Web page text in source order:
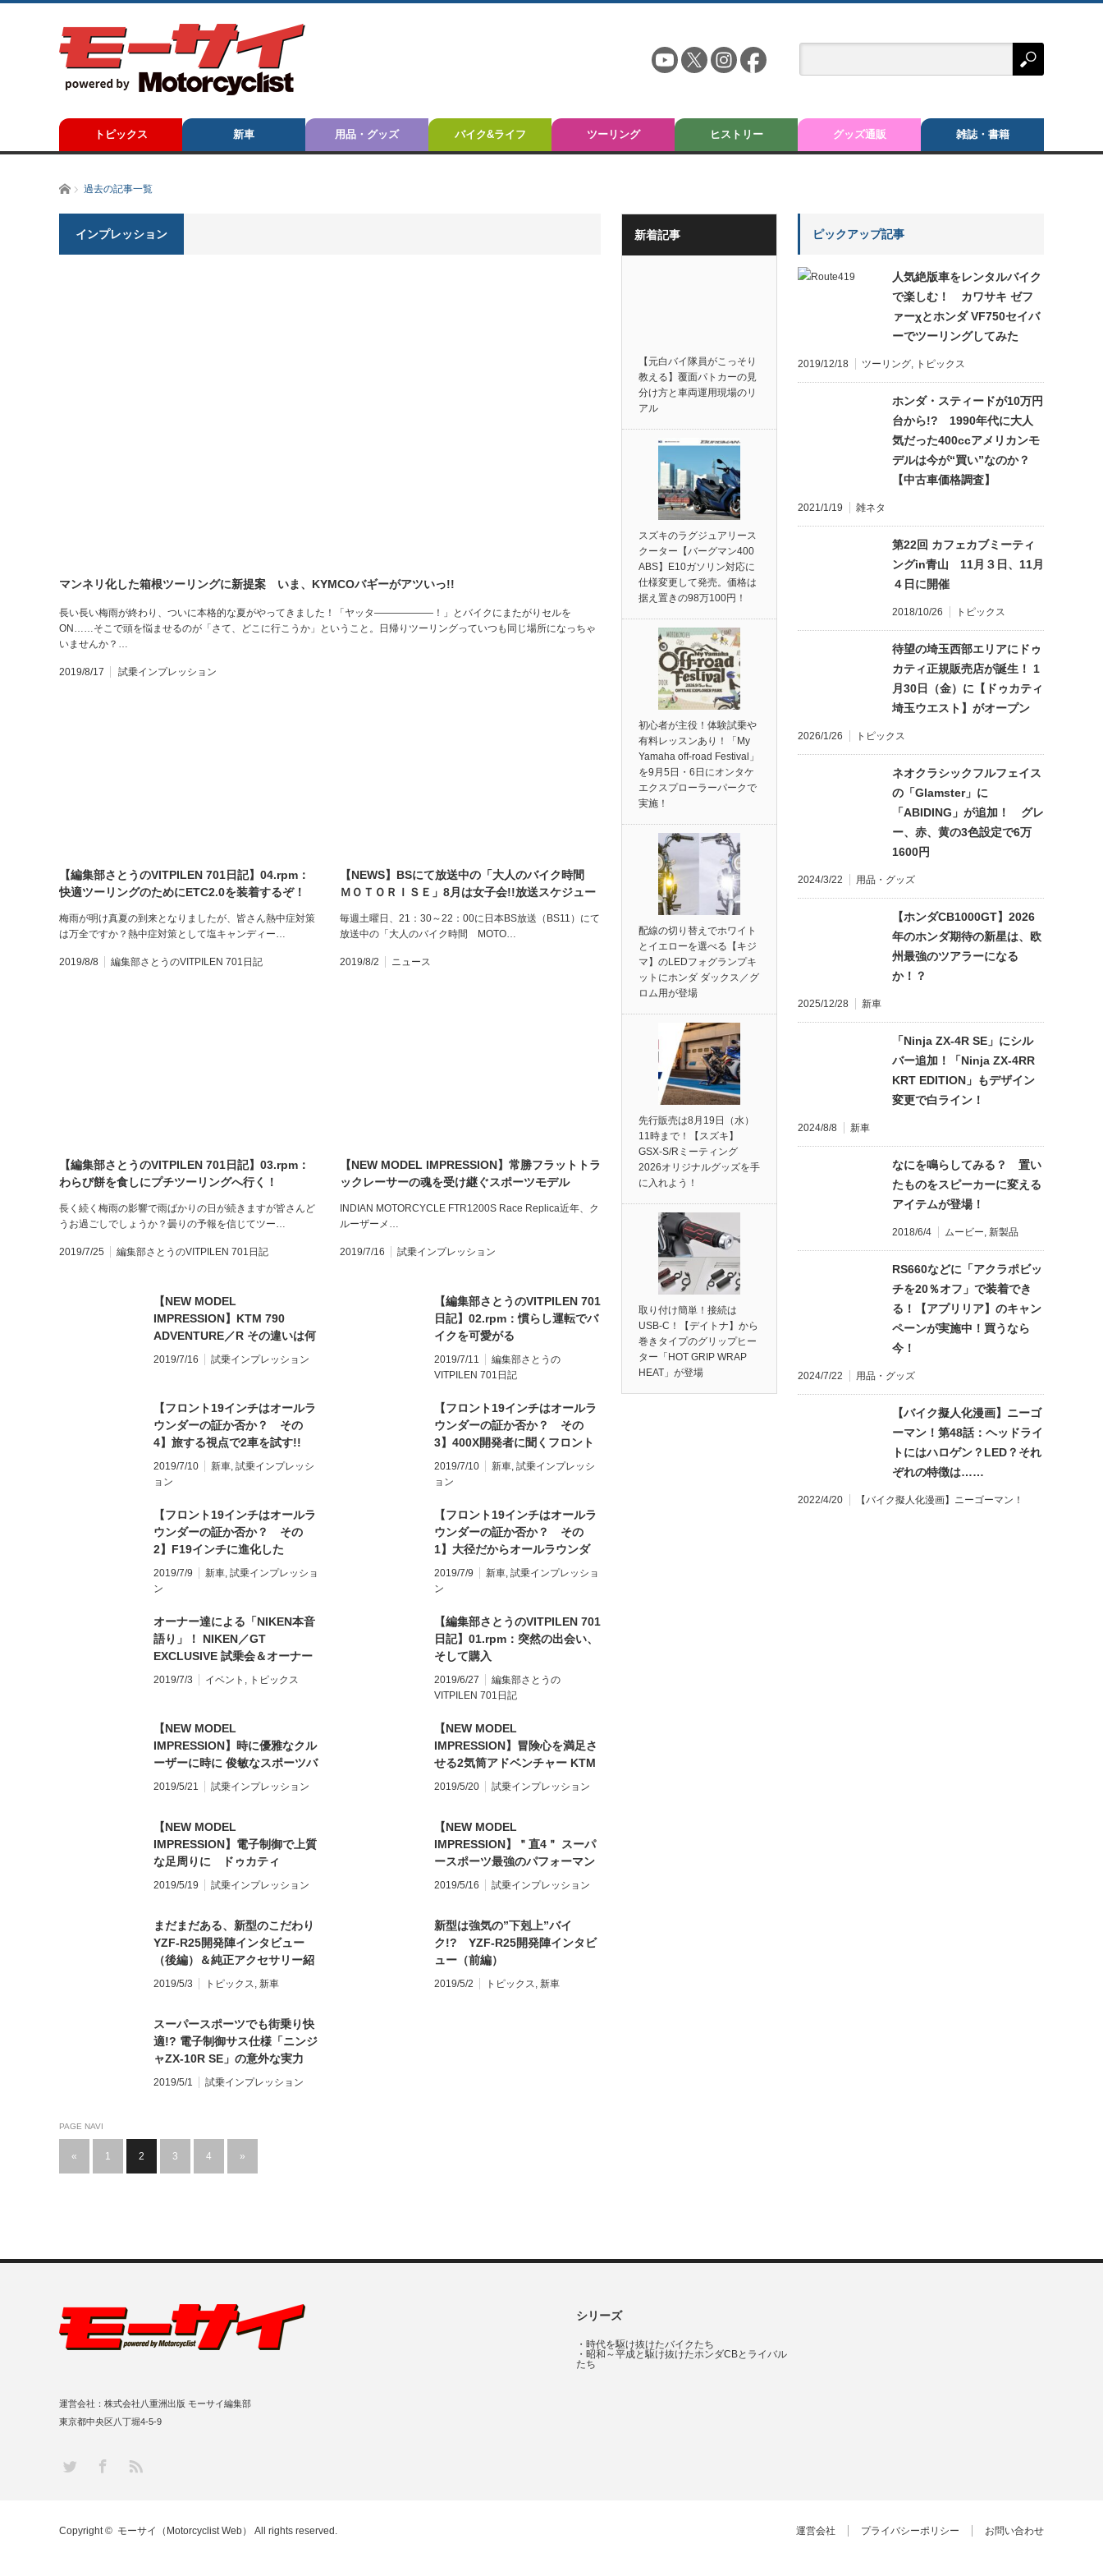
トピックス 新車 用品・グッズ バイク&ライフ ツーリング ヒストリー グッズ通販 雑誌・書籍
ホーム過去の記事一覧
インプレッション
マンネリ化した箱根ツーリングに新提案 いま、KYMCOバギーがアツいっ!!
長い長い梅雨が終わり、ついに本格的な夏がやってきました！「ヤッタ――――――！」とバイクにまたがりセルを
ON……そこで頭を悩ませるのが「さて、どこに行こうか」ということ。日帰りツーリングっていつも同じ場所になっちゃ
いませんか？…
2019/8/17 試乗インプレッション
【編集部さとうのVITPILEN 701日記】04.rpm：
快適ツーリングのためにETC2.0を装着するぞ！
梅雨が明け真夏の到来となりましたが、皆さん熱中症対策
は万全ですか？熱中症対策として塩キャンディー…
2019/8/8 編集部さとうのVITPILEN 701日記
【NEWS】BSにて放送中の「大人のバイク時間
ＭＯＴＯＲＩＳＥ」8月は女子会!!放送スケジュー
毎週土曜日、21：30～22：00に日本BS放送（BS11）にて
放送中の「大人のバイク時間 MOTO…
2019/8/2 ニュース
【編集部さとうのVITPILEN 701日記】03.rpm：
わらび餅を食しにプチツーリングへ行く！
長く続く梅雨の影響で雨ばかりの日が続きますが皆さんど
うお過ごしでしょうか？曇りの予報を信じてツー…
2019/7/25 編集部さとうのVITPILEN 701日記
【NEW MODEL IMPRESSION】常勝フラットトラ
ックレーサーの魂を受け継ぐスポーツモデル
INDIAN MOTORCYCLE FTR1200S Race Replica近年、ク
ルーザーメ…
2019/7/16 試乗インプレッション
【NEW MODEL
IMPRESSION】KTM 790
ADVENTURE／R その違いは何
か？
2019/7/16 試乗インプレッション
【編集部さとうのVITPILEN 701
日記】02.rpm：慣らし運転でバ
イクを可愛がる
2019/7/11
編集部さとうの
VITPILEN 701日記
【フロント19インチはオールラ
ウンダーの証か否か？ その
4】旅する視点で2車を試す!!
HONDA 400X vs BMW
G310GS
2019/7/10 新車, 試乗インプレッシ
ョン
【フロント19インチはオールラ
ウンダーの証か否か？ その
3】400X開発者に聞くフロント
19インチ化のポイント
2019/7/10 新車, 試乗インプレッシ
ョン
【フロント19インチはオールラ
ウンダーの証か否か？ その
2】F19インチに進化した
HONDA 400Xを試乗インプレ！
2019/7/9 新車, 試乗インプレッショ
ン
【フロント19インチはオールラ
ウンダーの証か否か？ その
1】大径だからオールラウンダ
ーなのか？
2019/7/9 新車, 試乗インプレッショ
ン
オーナー達による「NIKEN本音
語り」！ NIKEN／GT
EXCLUSIVE 試乗会＆オーナー
ズミーティング！
2019/7/3 イベント , トピックス
【編集部さとうのVITPILEN 701
日記】01.rpm：突然の出会い、
そして購入
2019/6/27
編集部さとうの
VITPILEN 701日記
【NEW MODEL
IMPRESSION】時に優雅なクル
ーザーに時に 俊敏なスポーツバ
イクに DUCATI DIAVEL1260/S
2019/5/21 試乗インプレッション
【NEW MODEL
IMPRESSION】冒険心を満足さ
せる2気筒アドベンチャー KTM
790 ADVENTURE/R
2019/5/20 試乗インプレッション
【NEW MODEL
IMPRESSION】電子制御で上質
な足周りに ドゥカティ
DUCATI ムルティストラーダ
2019/5/19 試乗インプレッション
【NEW MODEL
IMPRESSION】＂直4＂ スーパ
ースポーツ最強のパフォーマン
スを目指して S1000RR M
2019/5/16 試乗インプレッション
まだまだある、新型のこだわり
YZF-R25開発陣インタビュー
（後編）＆純正アクセサリー紹
介！
2019/5/3 トピックス, 新車
新型は強気の”下剋上”バイ
ク!? YZF-R25開発陣インタビ
ュー（前編）
2019/5/2 トピックス, 新車
スーパースポーツでも街乗り快
適!? 電子制御サス仕様「ニンジ
ャZX-10R SE」の意外な実力
2019/5/1 試乗インプレッション
PAGE NAVI
« 1 2 3 4 »
新着記事
【元白バイ隊員がこっそり
教える】覆面パトカーの見
分け方と車両運用現場のリ
アル
スズキのラグジュアリース
クーター【バーグマン400
ABS】E10ガソリン対応に
仕様変更して発売。価格は
据え置きの98万100円！
初心者が主役！体験試乗や
有料レッスンあり！「My
Yamaha off-road Festival」
を9月5日・6日にオンタケ
エクスプローラーパークで
実施！
配線の切り替えでホワイト
とイエローを選べる【キジ
マ】のLEDフォグランプキ
ットにホンダ ダックス／グ
ロム用が登場
先行販売は8月19日（水）
11時まで！【スズキ】
GSX-S/Rミーティング
2026オリジナルグッズを手
に入れよう！
取り付け簡単！接続は
USB-C！【デイトナ】から
巻きタイプのグリップヒー
ター「HOT GRIP WRAP
HEAT」が登場
ピックアップ記事
人気絶版車をレンタルバイク
で楽しむ！ カワサキ ゼフ
ァーχとホンダ VF750セイバ
ーでツーリングしてみた
2019/12/18 ツーリング, トピックス
ホンダ・スティードが10万円
台から!? 1990年代に大人
気だった400ccアメリカンモ
デルは今が“買い”なのか？
【中古車価格調査】
2021/1/19 雑ネタ
第22回 カフェカブミーティ
ングin青山 11月３日、11月
４日に開催
2018/10/26 トピックス
待望の埼玉西部エリアにドゥ
カティ正規販売店が誕生！ 1
月30日（金）に【ドゥカティ
埼玉ウエスト】がオープン
2026/1/26 トピックス
ネオクラシックフルフェイス
の「Glamster」に
「ABIDING」が追加！ グレ
ー、赤、黄の3色設定で6万
1600円
2024/3/22 用品・グッズ
【ホンダCB1000GT】2026
年のホンダ期待の新星は、欧
州最強のツアラーになる
か！？
2025/12/28 新車
「Ninja ZX-4R SE」にシル
バー追加！「Ninja ZX-4RR
KRT EDITION」もデザイン
変更で白ライン！
2024/8/8 新車
なにを鳴らしてみる？ 置い
たものをスピーカーに変える
アイテムが登場！
2018/6/4 ムービー, 新製品
RS660などに「アクラポビッ
チを20％オフ」で装着でき
る！【アプリリア】のキャン
ペーンが実施中！買うなら
今！
2024/7/22 用品・グッズ
【バイク擬人化漫画】ニーゴ
ーマン！第48話：ヘッドライ
トにはハロゲン？LED？それ
ぞれの特徴は……
2022/4/20 【バイク擬人化漫画】ニーゴーマン！
シリーズ
・ 時代を駆け抜けたバイクたち
・ 昭和～平成と駆け抜けたホンダCBとライバル
たち
運営会社：株式会社八重洲出版 モーサイ編集部
東京都中央区八丁堀4-5-9
Twitter Facebook
RSS
運営会社 プライバシーポリシー お問い合わせ
Copyright © モーサイ（Motorcyclist Web） All rights reserved.